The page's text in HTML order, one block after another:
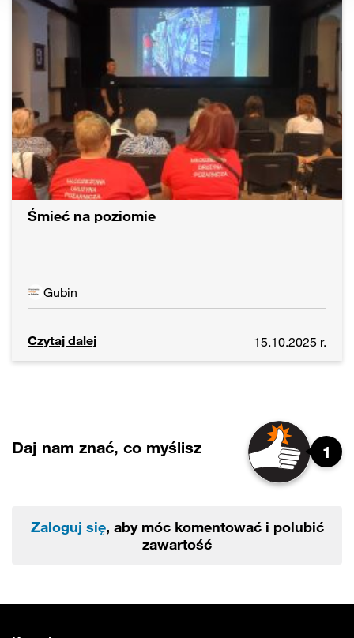
Śmieć na poziomie
Gubin
Czytaj dalej 15.10.2025 r.
Daj nam znać, co myślisz 1
Zaloguj się, aby móc komentować i polubić
zawartość